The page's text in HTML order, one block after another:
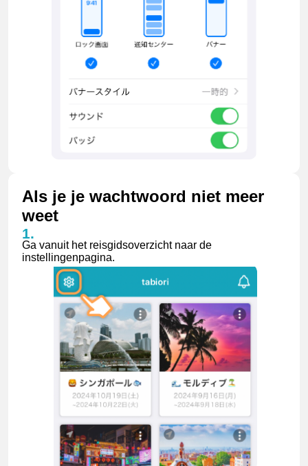
Als je je wachtwoord niet meer
weet
Ga vanuit het reisgidsoverzicht naar de
instellingenpagina.